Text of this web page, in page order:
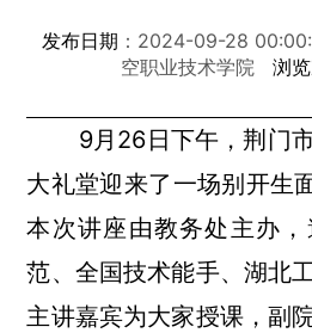
发布日期 ：2024-09-28
空职业技术学院
浏
9月26日下午，荆门市
大礼堂迎来了一场别开生
本次讲座由教务处主办
范、全国技术能手、湖北
主讲嘉宾为大家授课，副